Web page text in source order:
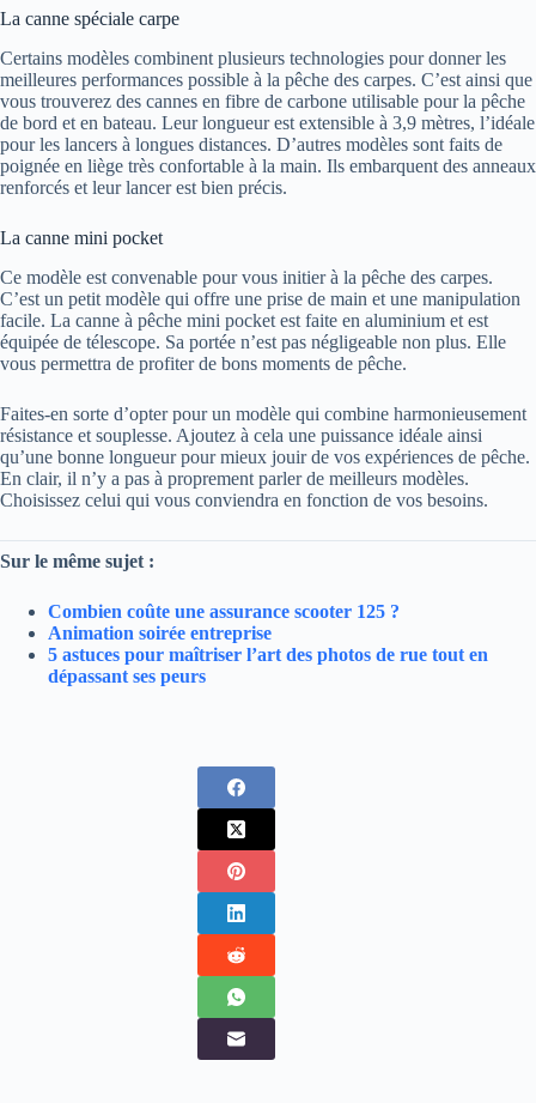
La canne spéciale carpe
Certains modèles combinent plusieurs technologies pour donner les
meilleures performances possible à la pêche des carpes. C’est ainsi que
vous trouverez des cannes en fibre de carbone utilisable pour la pêche
de bord et en bateau. Leur longueur est extensible à 3,9 mètres, l’idéale
pour les lancers à longues distances. D’autres modèles sont faits de
poignée en liège très confortable à la main. Ils embarquent des anneaux
renforcés et leur lancer est bien précis.
La canne mini pocket
Ce modèle est convenable pour vous initier à la pêche des carpes.
C’est un petit modèle qui offre une prise de main et une manipulation
facile. La canne à pêche mini pocket est faite en aluminium et est
équipée de télescope. Sa portée n’est pas négligeable non plus. Elle
vous permettra de profiter de bons moments de pêche.
Faites-en sorte d’opter pour un modèle qui combine harmonieusement
résistance et souplesse. Ajoutez à cela une puissance idéale ainsi
qu’une bonne longueur pour mieux jouir de vos expériences de pêche.
En clair, il n’y a pas à proprement parler de meilleurs modèles.
Choisissez celui qui vous conviendra en fonction de vos besoins.
Sur le même sujet :
Combien coûte une assurance scooter 125 ?
Animation soirée entreprise
5 astuces pour maîtriser l’art des photos de rue tout en
dépassant ses peurs